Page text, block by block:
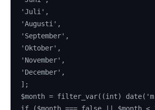
'Juli',
'Augusti',
'September',
'Oktober',
'November',
'December',
];
$month = filter_var((int) date('m'),